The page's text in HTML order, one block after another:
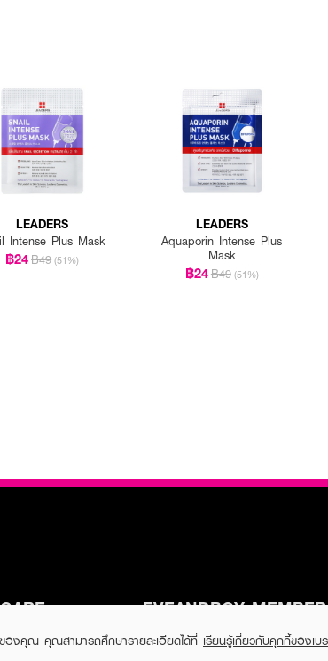
LEADERS
Intense Plus Mask
฿24฿49 (51%)
LEADERS
Aquaporin Intense Plus
Mask
฿24฿49 (51%)
ของคุณ คุณสามารถศึกษารายละเอียดได้ที่ เรียนรู้เกี่ยวกับคุกกี้ของเบ
EVEANDBOY MEMBER
Member registration